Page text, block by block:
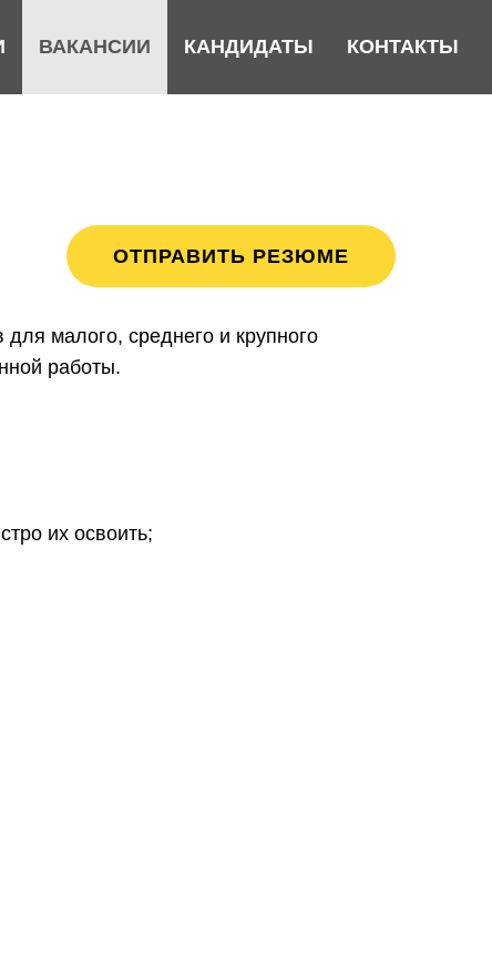
ВАКАНСИИ КАНДИДАТЫ КОНТАКТЫ
ОТПРАВИТЬ РЕЗЮМЕ
малого, среднего и крупного
работы.
их освоить;